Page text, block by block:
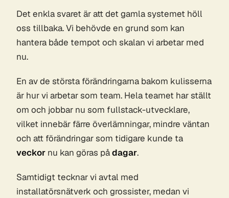
Det enkla svaret är att det gamla systemet höll
oss tillbaka. Vi behövde en grund som kan
hantera både tempot och skalan vi arbetar med
nu.
En av de största förändringarna bakom kulisserna
är hur vi arbetar som team. Hela teamet har ställt
om och jobbar nu som fullstack-utvecklare,
vilket innebär färre överlämningar, mindre väntan
och att förändringar som tidigare kunde ta
veckor nu kan göras pådagar.
Samtidigt tecknar vi avtal med
installatörsnätverk och grossister, medan vi